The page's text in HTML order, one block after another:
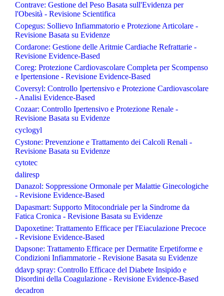
Contrave: Gestione del Peso Basata sull'Evidenza per
l'Obesità - Revisione Scientifica
Copegus: Sollievo Infiammatorio e Protezione Articolare -
Revisione Basata su Evidenze
Cordarone: Gestione delle Aritmie Cardiache Refrattarie -
Revisione Evidence-Based
Coreg: Protezione Cardiovascolare Completa per Scompenso
e Ipertensione - Revisione Evidence-Based
Coversyl: Controllo Ipertensivo e Protezione Cardiovascolare
- Analisi Evidence-Based
Cozaar: Controllo Ipertensivo e Protezione Renale -
Revisione Basata su Evidenze
cyclogyl
Cystone: Prevenzione e Trattamento dei Calcoli Renali -
Revisione Basata su Evidenze
cytotec
daliresp
Danazol: Soppressione Ormonale per Malattie Ginecologiche
- Revisione Evidence-Based
Dapasmart: Supporto Mitocondriale per la Sindrome da
Fatica Cronica - Revisione Basata su Evidenze
Dapoxetine: Trattamento Efficace per l'Eiaculazione Precoce
- Revisione Evidence-Based
Dapsone: Trattamento Efficace per Dermatite Erpetiforme e
Condizioni Infiammatorie - Revisione Basata su Evidenze
ddavp spray: Controllo Efficace del Diabete Insipido e
Disordini della Coagulazione - Revisione Evidence-Based
decadron